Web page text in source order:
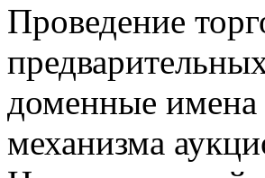
Проведение
доменные имена
механизма